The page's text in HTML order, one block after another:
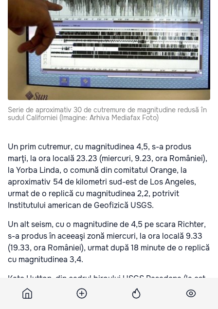
Serie de aproximativ 30 de cutremure de magnitudine redusă în
sudul Californiei (Imagine: Arhiva Mediafax Foto)
Un prim cutremur, cu magnitudinea 4,5, s-a produs
marţi, la ora locală 23.23 (miercuri, 9.23, ora României),
la Yorba Linda, o comună din comitatul Orange, la
aproximativ 54 de kilometri sud-est de Los Angeles,
urmat de o replică cu magnitudinea 2,2, potrivit
Institutului american de Geofizică USGS.
Un alt seism, cu o magnitudine de 4,5 pe scara Richter,
s-a produs în aceeaşi zonă miercuri, la ora locală 9.33
(19.33, ora României), urmat după 18 minute de o replică
cu magnitudinea 3,4.
Kate Hutton, din cadrul biroului USGS Pasadena (la est
de Los Angeles), a declarat într-o conferinţă de presă
că aproximativ 30 de cutremure s-au produs succesiv